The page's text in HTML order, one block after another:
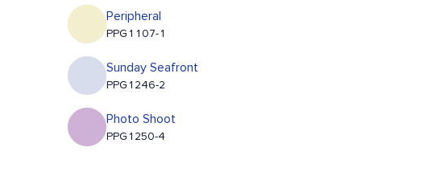
Peripheral
PPG1107-1
Sunday Seafront
PPG1246-2
Photo Shoot
PPG1250-4